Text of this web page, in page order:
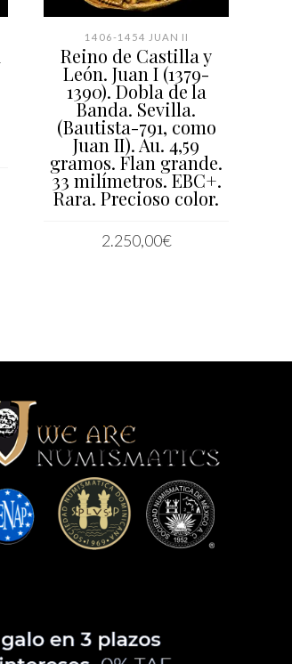
1406-1454 JUAN II
Reino de Castilla y
León. Juan I (1379-
1390). Dobla de la
Banda. Sevilla.
(Bautista-791, como
Juan II). Au. 4,59
gramos. Flan grande.
33 milímetros. EBC+.
Rara. Precioso color.
2.250,00€